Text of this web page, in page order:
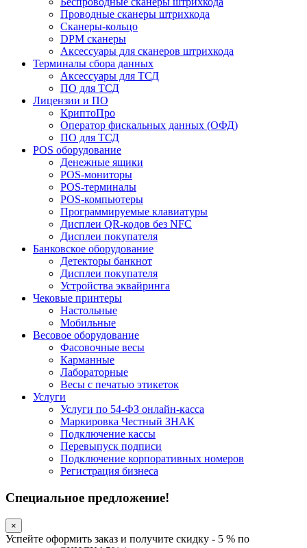
Проводные сканеры штрихкода
Сканеры-кольцо
DPM сканеры
Аксессуары для сканеров штрихкода
Терминалы сбора данных
Аксессуары для ТСД
ПО для ТСД
Лицензии и ПО
КриптоПро
Оператор фискальных данных (ОФД)
ПО для ТСД
POS оборудование
Денежные ящики
POS-мониторы
POS-терминалы
POS-компьютеры
Программируемые клавиатуры
Дисплеи QR-кодов без NFC
Дисплеи покупателя
Банковское оборудование
Детекторы банкнот
Дисплеи покупателя
Устройства эквайринга
Чековые принтеры
Настольные
Мобильные
Весовое оборудование
Фасовочные весы
Карманные
Лабораторные
Весы с печатью этикеток
Услуги
Услуги по 54-ФЗ онлайн-касса
Маркировка Честный ЗНАК
Подключение кассы
Перевыпуск подписи
Подключение корпоративных номеров
Регистрация бизнеса
Специальное предложение!
×
Успейте оформить заказ и получите скидку - 5 % по